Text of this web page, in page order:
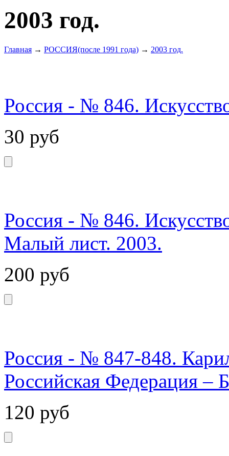
2003 год.
Главная → РОССИЯ(после 1991 года) → 2003 год.
Россия - № 846.
30 руб
Россия - № 846.
Малый лист. 2003.
200 руб
Россия - № 847-848.
Российская Федерация –
120 руб